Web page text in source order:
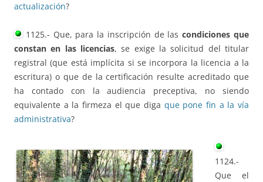
actualización?
1125.- Que, para la inscripción de lascondiciones que
constan en las licencias, se exige la solicitud del titular
registral (que está implícita si se incorpora la licencia a la
escritura) o que de la certificación resulte acreditado que
ha contado con la audiencia preceptiva, no siendo
equivalente a la firmeza el que diga que pone fin a la vía
administrativa?
1124.-
Que el